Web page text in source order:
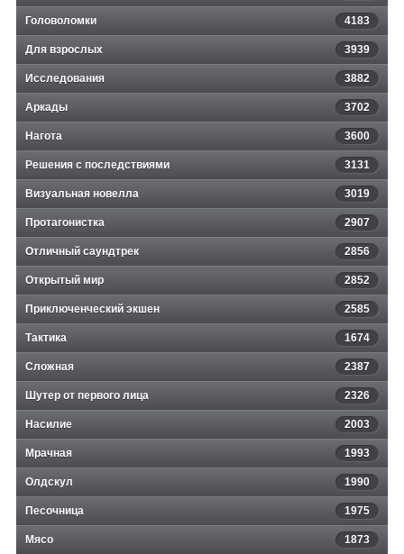
Головоломки 4183
Для взрослых 3939
Исследования 3882
Аркады 3702
Нагота 3600
Решения с последствиями 3131
Визуальная новелла 3019
Протагонистка 2907
Отличный саундтрек 2856
Открытый мир 2852
Приключенческий экшен 2585
Тактика 1674
Сложная 2387
Шутер от первого лица 2326
Насилие 2003
Мрачная 1993
Олдскул 1990
Песочница 1975
Мясо 1873